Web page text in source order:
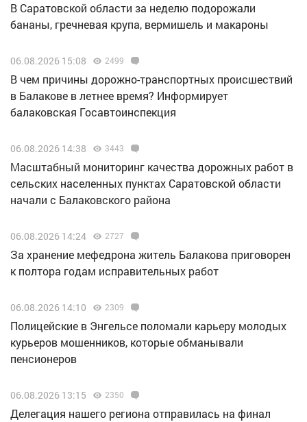
В Саратовской области за неделю подорожали
бананы, гречневая крупа, вермишель и макароны
06.08.2026 15:08 2499
В чем причины дорожно-транспортных происшествий
в Балакове в летнее время? Информирует
балаковская Госавтоинспекция
06.08.2026 14:38 3443
Масштабный мониторинг качества дорожных работ в
сельских населенных пунктах Саратовской области
начали с Балаковского района
06.08.2026 14:24 2727
За хранение мефедрона житель Балакова приговорен
к полтора годам исправительных работ
06.08.2026 14:10 2309
Полицейские в Энгельсе поломали карьеру молодых
курьеров мошенников, которые обманывали
пенсионеров
06.08.2026 13:15 2350
Делегация нашего региона отправилась на финал